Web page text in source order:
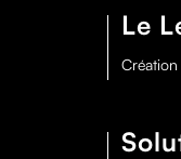
Le